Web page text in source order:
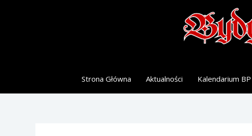
Strona Główna Aktualności Kalendarium BP